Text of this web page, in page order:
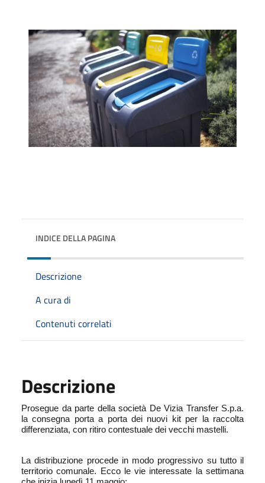
INDICE DELLA PAGINA
Descrizione
A cura di
Contenuti correlati
Descrizione
Prosegue da parte della società De Vizia Transfer S.p.a.
la consegna porta a porta dei nuovi kit per la raccolta
differenziata, con ritiro contestuale dei vecchi mastelli.
La distribuzione procede in modo progressivo su tutto il
territorio comunale. Ecco le vie interessate la settimana